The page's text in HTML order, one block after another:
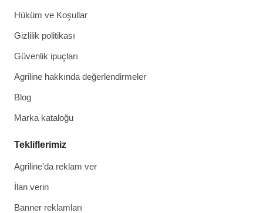
Hüküm ve Koşullar
Gizlilik politikası
Güvenlik ipuçları
Agriline hakkında değerlendirmeler
Blog
Marka kataloğu
Tekliflerimiz
Agriline'da reklam ver
İlan verin
Banner reklamları